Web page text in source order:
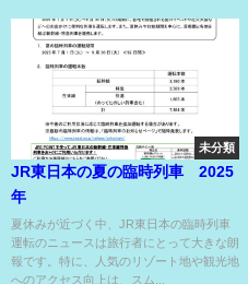
未分類
JR東日本の夏の臨時列車 2025
年
夏休みが近づく中、JR東日本の臨時列車
運転のニュースは旅行者にとって大きな朗
報です。特に、人気のリゾート地や観光地
へのアクセス向上は、スム...